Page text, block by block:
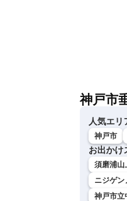
神戸市
人気エリ
神戸市
お出かけ
須磨浦山
ニジゲン
神戸市立